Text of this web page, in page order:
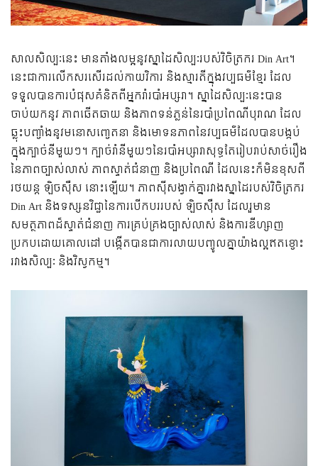
សាលសិល្បៈនេះ មានតាំងលម្អនូវស្នាដៃសិល្បៈរបស់វិចិត្រករ Din Art។
នេះជាការលើកសរសើរដល់កាយវិការ និងស្មារតីក្នុងវប្បធម៌ខ្មែរ ដែល
ទទួលបានការបំផុសគំនិតពីអ្នករាំរបាំអប្សរា។ ស្នាដៃសិល្បៈនេះបាន
ចាប់យកនូវ ភាពឆើតឆាយ និងភាពទន់ភ្លន់នៃរបាំប្រពៃណីបុរាណ ដែល
ឆ្លុះបញ្ចាំងនូវមនោសញ្ចេតនា និងមោទនភាពនៃវប្បធម៌ដែលបានបង្កប់
ក្នុងក្បាច់នីមួយៗ។ ក្បាច់រាំនីមួយៗនៃរបាំអប្សារាសុទ្ធតែរៀបរាប់សាច់រឿង
នៃភាពច្បាស់លាស់ ភាពស្ទាត់ជំនាញ និងប្រពៃណី ដែលនេះក៏មិនខុសពី
រថយន្ត ឡិចស៊ឺស នោះឡើយ។ ភាពស៊ីសង្វាក់គ្នារវាងស្នាដៃរបស់វិចិត្រករ
Din Art និងទស្សនវិជ្ជានៃការបើកបររបស់ ឡិចស៊ឺស ដែលរួមាន
សមត្ថភាពដ៏ស្ទាត់ជំនាញ ការគ្រប់គ្រងច្បាស់លាស់ និងការឌីហ្សាញ
ប្រកបដោយគោលដៅ បង្កើតបានជាការលាយបញ្ចូលគ្នាយ៉ាងល្អឥតខ្ចោះ
រវាងសិល្បៈ និងវិស្វកម្ម។